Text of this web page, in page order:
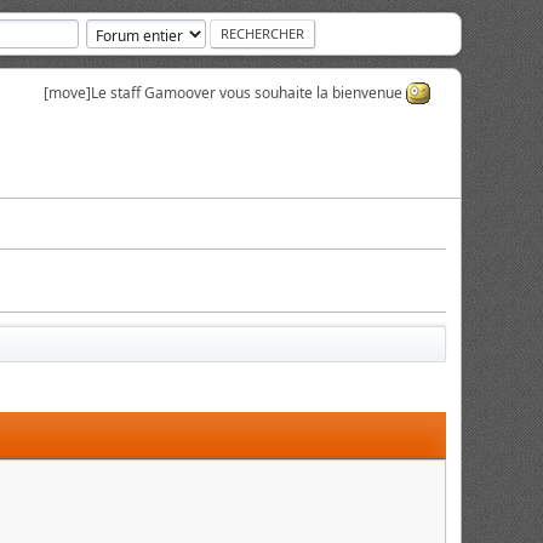
[move]Le staff Gamoover vous souhaite la bienvenue